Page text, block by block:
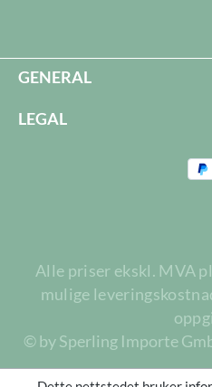
GENERAL
LEGAL
Alle priser ekskl. MVA
mulige
© by Sperling Importe